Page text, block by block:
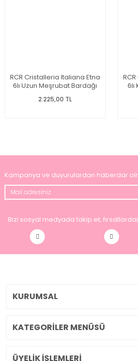
RCR Cristalleria Italiana Etna
6lı Uzun Meşrubat Bardağı
2.225,00 TL
6lı
Kampanya ve duyurulardan haberdar
Bizi sosyal medyada takip et,
KURUMSAL
KATEGORİLER MENÜSÜ
ÜYELİK İŞLEMLERİ